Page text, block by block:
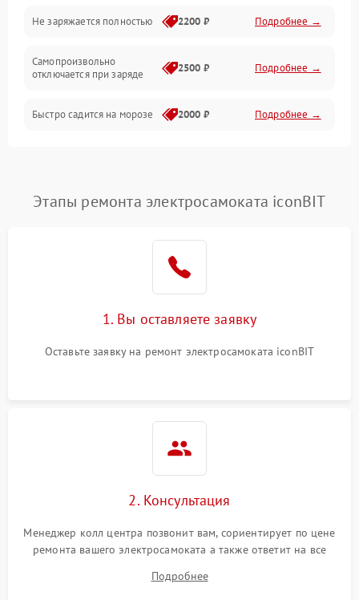
Не заряжается полностью 2200 ₽ Подробнее →
Самопроизвольно
отключается при заряде
2500 ₽ Подробнее →
Быстро садится на морозе 2000 ₽ Подробнее →
Этапы ремонта электросамоката iconBIT
1. Вы оставляете заявку
Оставьте заявку на ремонт электросамоката iconBIT
2. Консультация
Менеджер колл центра позвонит вам, сориентирует по цене
ремонта вашего электросамоката а также ответит на все
Подробнее